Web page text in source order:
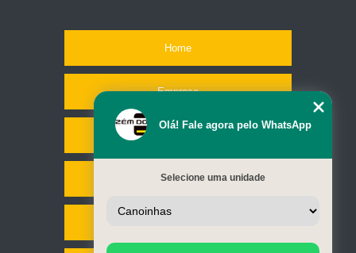
Home
Empresa
Serviços
Olá! Fale agora pelo WhatsApp
Selecione uma unidade